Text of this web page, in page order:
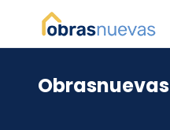
Obrasnuevas